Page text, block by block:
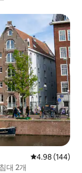
평점 4.98점(5
4.98 (144)
대 2개